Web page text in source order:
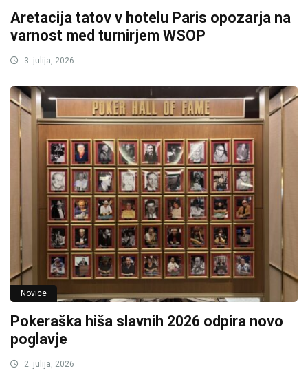
Aretacija tatov v hotelu Paris opozarja na
varnost med turnirjem WSOP
3. julija, 2026
Novice
Pokeraška hiša slavnih 2026 odpira novo
poglavje
2. julija, 2026